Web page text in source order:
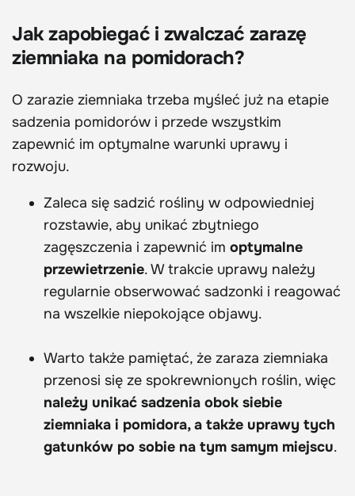
Jak zapobiegać i zwalczać zarazę
ziemniaka na pomidorach?
O zarazie ziemniaka trzeba myśleć już na etapie
sadzenia pomidorów i przede wszystkim
zapewnić im optymalne warunki uprawy i
rozwoju.
Zaleca się sadzić rośliny w odpowiedniej
rozstawie, aby unikać zbytniego
zagęszczenia i zapewnić im optymalne
przewietrzenie. W trakcie uprawy należy
regularnie obserwować sadzonki i reagować
na wszelkie niepokojące objawy.
Warto także pamiętać, że zaraza ziemniaka
przenosi się ze spokrewnionych roślin, więc
należy unikać sadzenia obok siebie
ziemniaka i pomidora, a także uprawy tych
gatunków po sobie na tym samym miejscu.